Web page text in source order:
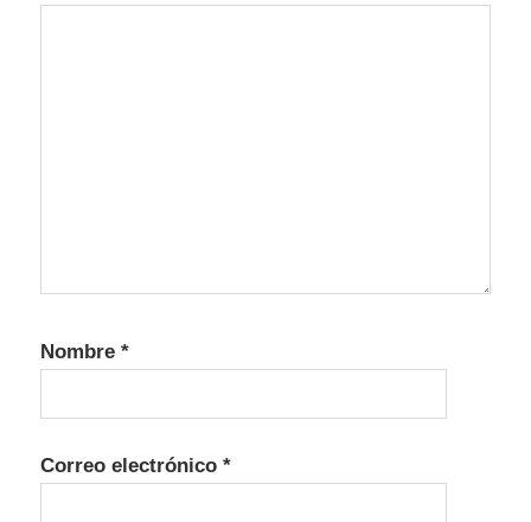
Nombre *
Correo electrónico *